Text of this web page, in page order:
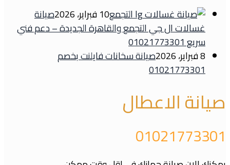
10 فبراير، 2026
صيانة
غسالات ال جي التجمع والقاهرة الجديدة – دعم فني
سريع 01021773301
8 فبراير، 2026
صيانة سخانات فايلنت بخصم
01021773301
صيانة الاعطال
01021773301